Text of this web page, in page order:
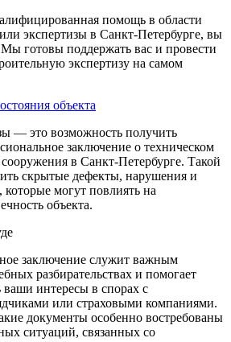
помощь в области
экспертизы в Санкт-Петербурге, вы
Мы готовы поддержать вас и провести
экспертизу на самом
объекта
— это возможность получить
заключение о техническом
в Санкт-Петербурге. Такой
скрытые дефекты, нарушения и
могут повлиять на
объекта.
заключение служит важным
разбирательствах и помогает
интересы в спорах с
или страховыми компаниями.
документы особенно востребованы
ситуаций, связанных со